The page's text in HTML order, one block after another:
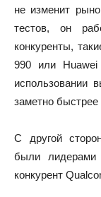
не изменит
тестов, он
конкуренты,
990 или
использовании
заметно быстрее
С другой
были
конкурент